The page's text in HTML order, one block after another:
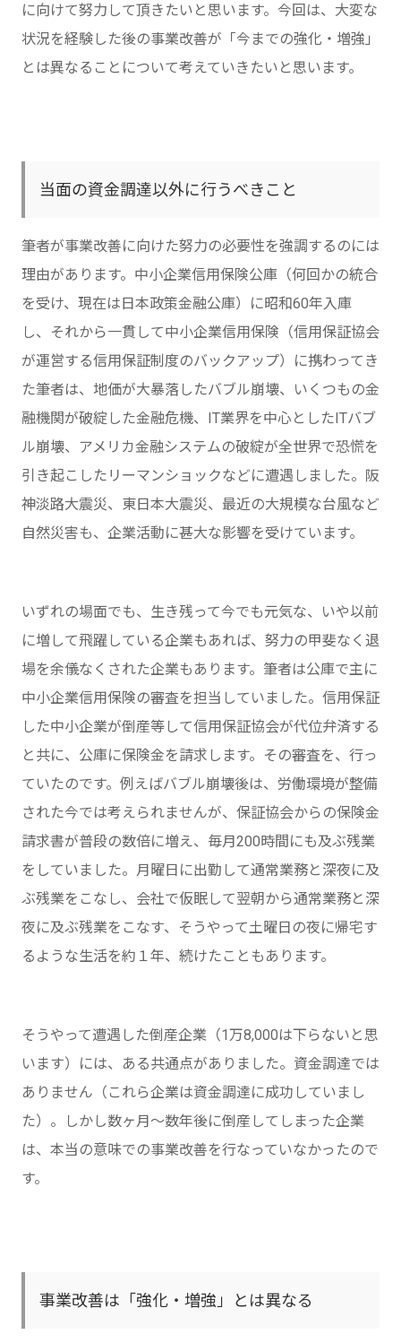
に向けて努力して頂きたいと思います。今回は、大変な
状況を経験した後の事業改善が「今までの強化・増強」
とは異なることについて考えていきたいと思います。
当面の資金調達以外に行うべきこと
筆者が事業改善に向けた努力の必要性を強調するのには
理由があります。中小企業信用保険公庫（何回かの統合
を受け、現在は日本政策金融公庫）に昭和60年入庫
し、それから一貫して中小企業信用保険（信用保証協会
が運営する信用保証制度のバックアップ）に携わってき
た筆者は、地価が大暴落したバブル崩壊、いくつもの金
融機関が破綻した金融危機、IT業界を中心としたITバブ
ル崩壊、アメリカ金融システムの破綻が全世界で恐慌を
引き起こしたリーマンショックなどに遭遇しました。阪
神淡路大震災、東日本大震災、最近の大規模な台風など
自然災害も、企業活動に甚大な影響を受けています。
いずれの場面でも、生き残って今でも元気な、いや以前
に増して飛躍している企業もあれば、努力の甲斐なく退
場を余儀なくされた企業もあります。筆者は公庫で主に
中小企業信用保険の審査を担当していました。信用保証
した中小企業が倒産等して信用保証協会が代位弁済する
と共に、公庫に保険金を請求します。その審査を、行っ
ていたのです。例えばバブル崩壊後は、労働環境が整備
された今では考えられませんが、保証協会からの保険金
請求書が普段の数倍に増え、毎月200時間にも及ぶ残業
をしていました。月曜日に出勤して通常業務と深夜に及
ぶ残業をこなし、会社で仮眠して翌朝から通常業務と深
夜に及ぶ残業をこなす、そうやって土曜日の夜に帰宅す
るような生活を約１年、続けたこともあります。
そうやって遭遇した倒産企業（1万8,000は下らないと思
います）には、ある共通点がありました。資金調達では
ありません（これら企業は資金調達に成功していまし
た）。しかし数ヶ月～数年後に倒産してしまった企業
は、本当の意味での事業改善を行なっていなかったので
す。
事業改善は「強化・増強」とは異なる